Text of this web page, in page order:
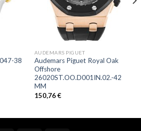
38
AUDEMARS PIGUET
Audemars Piguet Royal Oak
Offshore
26020ST.OO.D001IN.02.-42
MM
150,76€